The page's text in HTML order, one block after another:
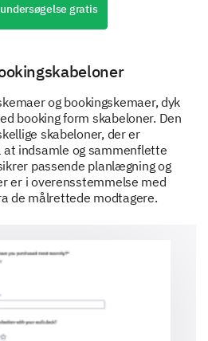
gratis
og bookingskemaer, dyk
booking form skabeloner. Den
skabeloner, der er
indsamle og sammenflette
passende planlægning og
er i overensstemmelse med
de målrettede modtagere.